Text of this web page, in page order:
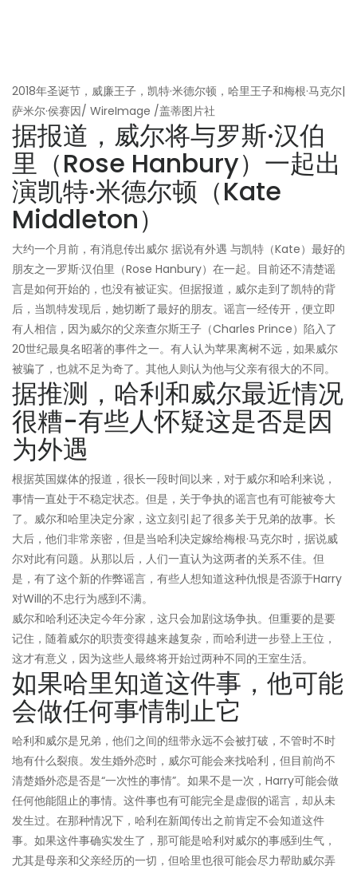
2018年圣诞节，威廉王子，凯特·米德尔顿，哈里王子和梅根·马克尔|
萨米尔·侯赛因/ WireImage /盖蒂图片社
据报道，威尔将与罗斯·汉伯
里（Rose Hanbury）一起出
演凯特·米德尔顿（Kate
Middleton）
大约一个月前，有消息传出威尔 据说有外遇 与凯特（Kate）最好的
朋友之一罗斯·汉伯里（Rose Hanbury）在一起。目前还不清楚谣
言是如何开始的，也没有被证实。但据报道，威尔走到了凯特的背
后，当凯特发现后，她切断了最好的朋友。谣言一经传开，便立即
有人相信，因为威尔的父亲查尔斯王子（Charles Prince）陷入了
20世纪最臭名昭著的事件之一。有人认为苹果离树不远，如果威尔
被骗了，也就不足为奇了。其他人则认为他与父亲有很大的不同。
据推测，哈利和威尔最近情况
很糟-有些人怀疑这是否是因
为外遇
根据英国媒体的报道，很长一段时间以来，对于威尔和哈利来说，
事情一直处于不稳定状态。但是，关于争执的谣言也有可能被夸大
了。威尔和哈里决定分家，这立刻引起了很多关于兄弟的故事。长
大后，他们非常亲密，但是当哈利决定嫁给梅根·马克尔时，据说威
尔对此有问题。从那以后，人们一直认为这两者的关系不佳。但
是，有了这个新的作弊谣言，有些人想知道这种仇恨是否源于Harry
对Will的不忠行为感到不满。
威尔和哈利还决定今年分家，这只会加剧这场争执。但重要的是要
记住，随着威尔的职责变得越来越复杂，而哈利进一步登上王位，
这才有意义，因为这些人最终将开始过两种不同的王室生活。
如果哈里知道这件事，他可能
会做任何事情制止它
哈利和威尔是兄弟，他们之间的纽带永远不会被打破，不管时不时
地有什么裂痕。发生婚外恋时，威尔可能会来找哈利，但目前尚不
清楚婚外恋是否是“一次性的事情”。如果不是一次，Harry可能会做
任何他能阻止的事情。这件事也有可能完全是虚假的谣言，却从未
发生过。在那种情况下，哈利在新闻传出之前肯定不会知道这件
事。如果这件事确实发生了，那可能是哈利对威尔的事感到生气，
尤其是母亲和父亲经历的一切，但哈里也很可能会尽力帮助威尔弄